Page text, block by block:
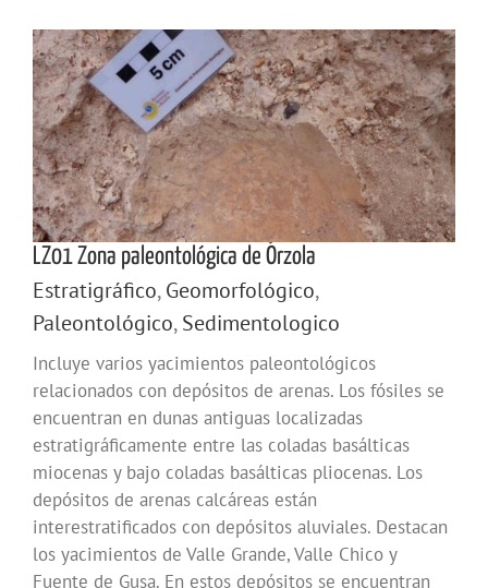
LZ01 Zona paleontológica de Órzola
Estratigráfico,Geomorfológico,
Paleontológico,Sedimentologico
Incluye varios yacimientos paleontológicos
relacionados con depósitos de arenas. Los fósiles se
encuentran en dunas antiguas localizadas
estratigráficamente entre las coladas basálticas
miocenas y bajo coladas basálticas pliocenas. Los
depósitos de arenas calcáreas están
interestratificados con depósitos aluviales. Destacan
los yacimientos de Valle Grande, Valle Chico y
Fuente de Gusa. En estos depósitos se encuentran